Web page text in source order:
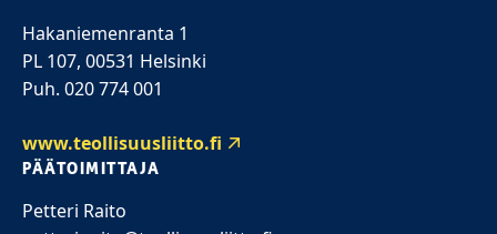
Hakaniemenranta 1
PL 107, 00531 Helsinki
Puh. 020 774 001
www.teollisuusliitto.fi
PÄÄTOIMITTAJA
Petteri Raito